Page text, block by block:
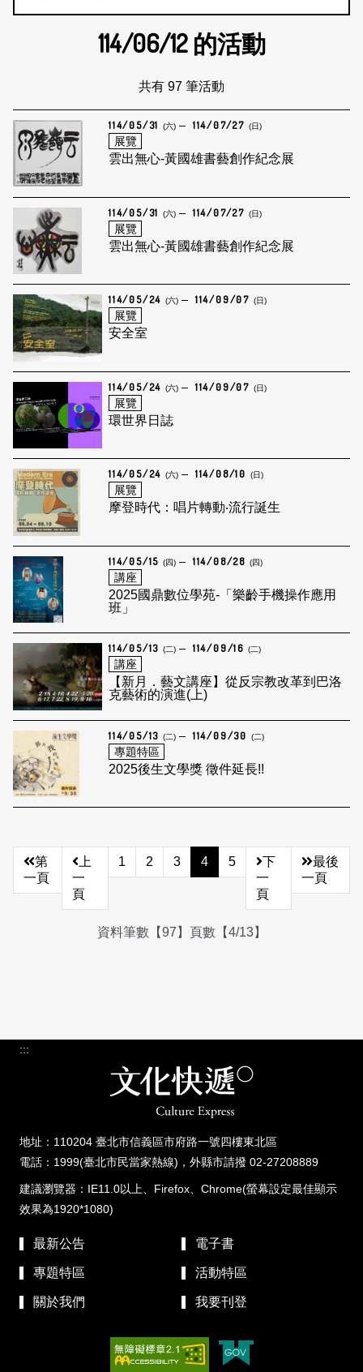
114/06/12 的活動
共有 97 筆活動
114/05/31 (六) 114/07/27 (日)
展覽
雲出無心-黃國雄書藝創作紀念展
114/05/31 (六) 114/07/27 (日)
展覽
雲出無心-黃國雄書藝創作紀念展
114/05/24 (六) 114/09/07 (日)
展覽
安全室
114/05/24 (六) 114/09/07 (日)
展覽
環世界日誌
114/05/24 (六) 114/08/10 (日)
展覽
摩登時代：唱片轉動‧流行誕生
114/05/15 (四) 114/08/28 (四)
講座
2025國鼎數位學苑-「樂齡手機操作應用
班」
114/05/13 (二) 114/09/16 (二)
講座
【新月．藝文講座】從反宗教改革到巴洛
克藝術的演進(上)
114/05/13 (二) 114/09/30 (二)
專題特區
2025後生文學獎 徵件延長!!
第
一頁
上
一
頁
1 2 3 4 5
下
一
頁
最後
一頁
資料筆數【97】頁數【4/13】
:::
地址：110204 臺北市信義區市府路一號四樓東北區
電話：1999(臺北市民當家熱線)，外縣市請撥 02-27208889
建議瀏覽器：IE11.0以上、Firefox、Chrome(螢幕設定最佳顯示
效果為1920*1080)
最新公告 電子書
專題特區 活動特區
關於我們 我要刊登